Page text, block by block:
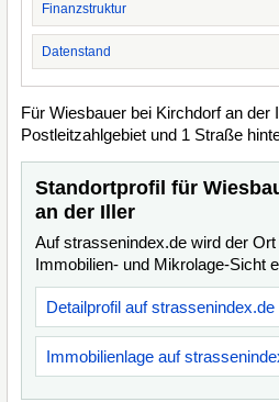
Finanzstruktur
Datenstand
Für Wiesbauer bei Kirchdorf an der
Postleitzahlgebiet und 1 Straße
Standortprofil für
an der Iller
Auf strassenindex.de wird der
Immobilien- und Mikrolage-Sicht
Detailprofil auf strassenindex.de
Immobilienlage auf